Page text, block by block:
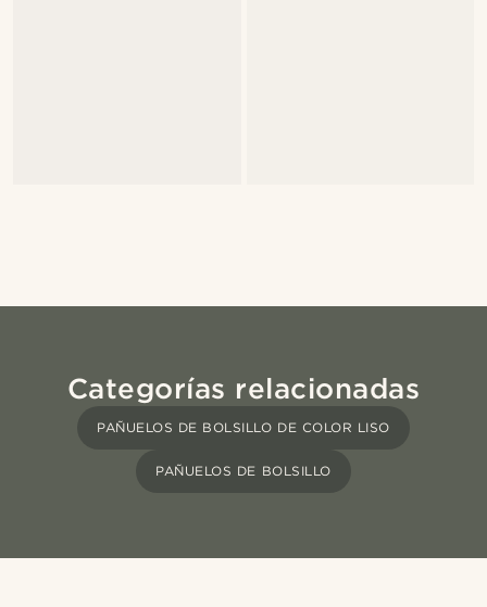
Categorías relacionadas
PAÑUELOS DE BOLSILLO DE COLOR LISO
PAÑUELOS DE BOLSILLO